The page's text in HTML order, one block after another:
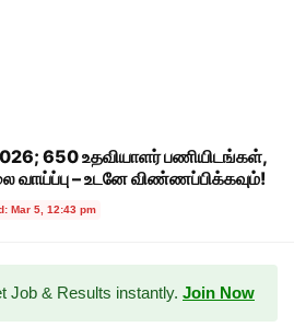
650 உதவியாளர் பணியிடங்கள்,
வாய்ப்பு – உடனே விண்ணப்பிக்கவும்!
Mar 5, 12:43 pm
Job & Results instantly. Join Now